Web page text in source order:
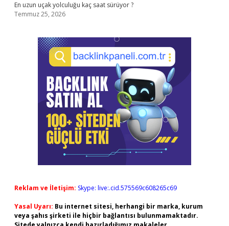
En uzun uçak yolculuğu kaç saat sürüyor ?
Temmuz 25, 2026
Reklam ve İletişim: Skype: live:.cid.575569c608265c69
Yasal Uyarı: Bu internet sitesi, herhangi bir marka, kurum
veya şahıs şirketi ile hiçbir bağlantısı bulunmamaktadır.